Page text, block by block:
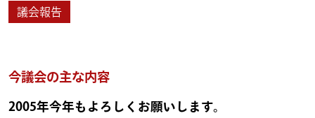
議会報告
今議会の主な内容
2005年今年もよろしくお願いします。